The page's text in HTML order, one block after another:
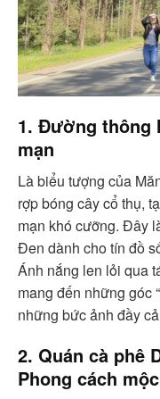
1. Đường thông
mạn
Là biểu tượng của
rợp bóng cây cổ thụ,
mạn khó cưỡng. Đây
Đen dành cho tín đồ
Ánh nắng len lỏi qua
mang đến những góc
những bức ảnh đầy
2. Quán cà phê
Phong cách